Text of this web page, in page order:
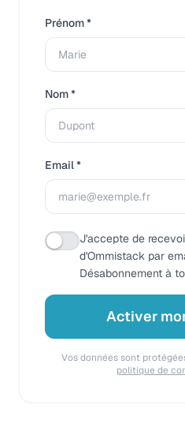
Prénom *
Nom *
Email *
J'accepte de
d'Ommistack par
Désabonnement à
Activer
Vos données sont
politique de